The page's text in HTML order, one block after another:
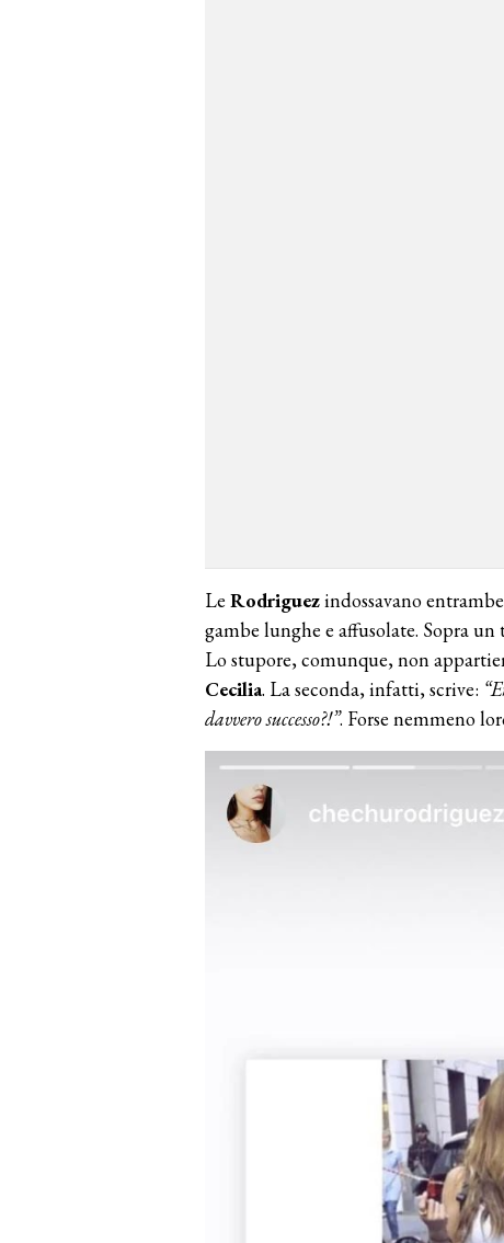
Le Rodriguezindossavano
gambe lunghe e affusolate. Sopra
Lo stupore, comunque, non
Cecilia. La seconda, infatti, scrive:
davvero successo?!”. Forse nemmeno